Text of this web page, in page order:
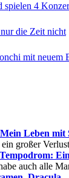
4
die Zeit nicht
mit neuem
Leben
großer
auch alle